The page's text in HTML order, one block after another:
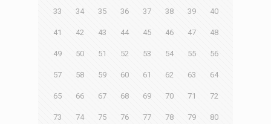
33 34 35 36 37 38 39 40
41 42 43 44 45 46 47 48
49 50 51 52 53 54 55 56
57 58 59 60 61 62 63 64
65 66 67 68 69 70 71 72
73 74 75 76 77 78 79 80